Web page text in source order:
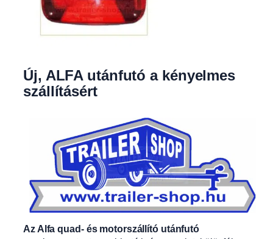
Új, ALFA utánfutó a kényelmes
szállításért
Az Alfa quad- és motorszállító utánfutó